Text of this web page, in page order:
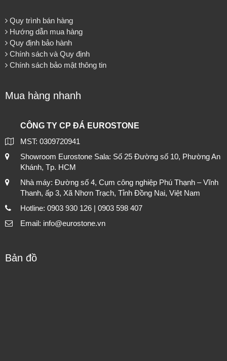
Quy trình bán hàng
Hướng dẫn mua hàng
Quy định bảo hành
Chính sách và Quy định
Chính sách bảo mật thông tin
Mua hàng nhanh
CÔNG TY CP ĐÁ EUROSTONE
MST: 0309720941
Showroom Eurostone Sala: Số 25 Đường số 10, Phường An
Khánh, Tp. HCM
Nhà máy: Đường số 4, Cụm công nghiệp Phú Thạnh – Vĩnh
Thanh, ấp 3, Xã Nhơn Trạch, Tỉnh Đồng Nai, Việt Nam
Hotline: 0903 930 126 | 0903 598 407
Email: info@eurostone.vn
Bản đồ